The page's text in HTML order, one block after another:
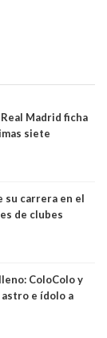
Madrid ficha
siete
su carrera en el
de clubes
ColoColo y
e ídolo a